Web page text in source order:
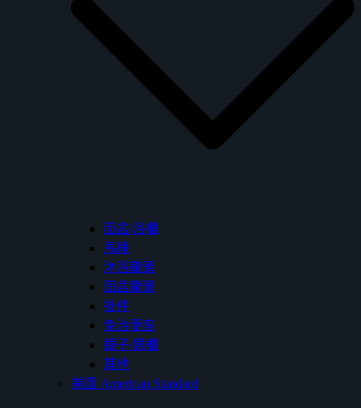
面盆/浴櫃
馬桶
沐浴龍頭
面盆龍頭
掛件
免治便座
鏡子/鏡櫃
其他
美國 American Standard